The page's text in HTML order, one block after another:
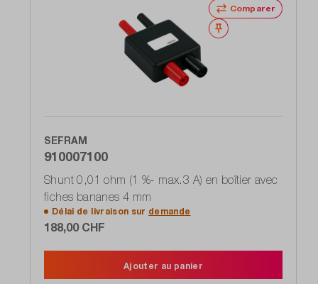
Comparer
Noter
SEFRAM
910007100
Shunt 0,01 ohm (1 %- max.3 A) en boîtier avec
fiches bananes 4 mm
Délai de livraison sur demande
188,00 CHF
Ajouter au panier